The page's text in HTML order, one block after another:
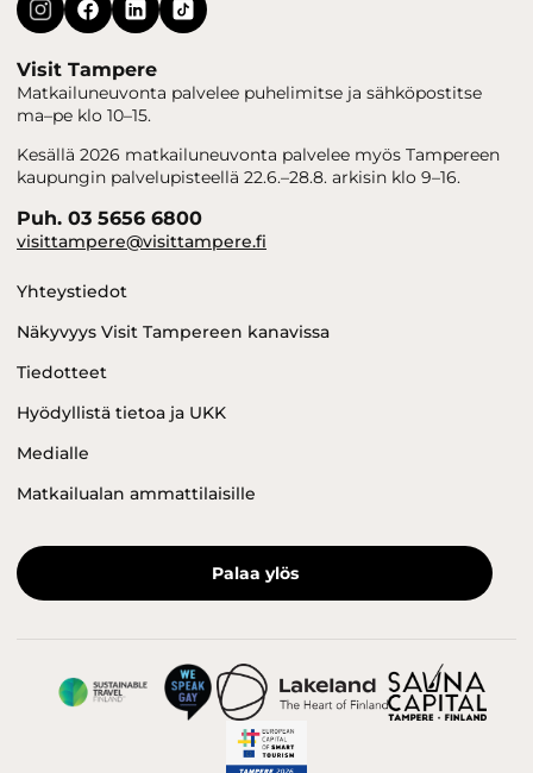
Visit Tampere
Matkailuneuvonta palvelee puhelimitse ja sähköpostitse
ma–pe klo 10–15.
Kesällä 2026 matkailuneuvonta palvelee myös Tampereen
kaupungin palvelupisteellä 22.6.–28.8. arkisin klo 9–16.
Puh. 03 5656 6800
visittampere@visittampere.fi
Yhteystiedot
Näkyvyys Visit Tampereen kanavissa
Tiedotteet
Hyödyllistä tietoa ja UKK
Medialle
Matkailualan ammattilaisille
Palaa ylös